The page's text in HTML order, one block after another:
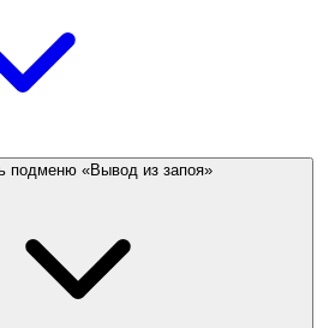
подменю «Вывод из запоя»